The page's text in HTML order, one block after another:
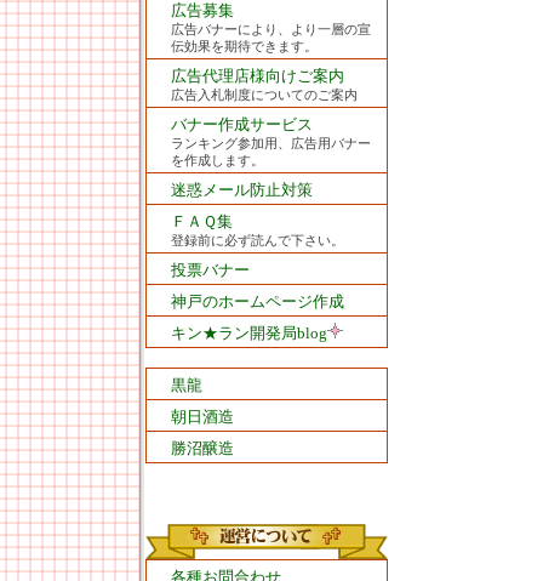
広告募集
広告バナーにより、より一層の宣
伝効果を期待できます。
広告代理店様向けご案内
広告入札制度についてのご案内
バナー作成サービス
ランキング参加用、広告用バナー
を作成します。
迷惑メール防止対策
ＦＡＱ集
登録前に必ず読んで下さい。
投票バナー
神戸のホームページ作成
キン★ラン開発局blog
黒龍
朝日酒造
勝沼醸造
各種お問合わせ